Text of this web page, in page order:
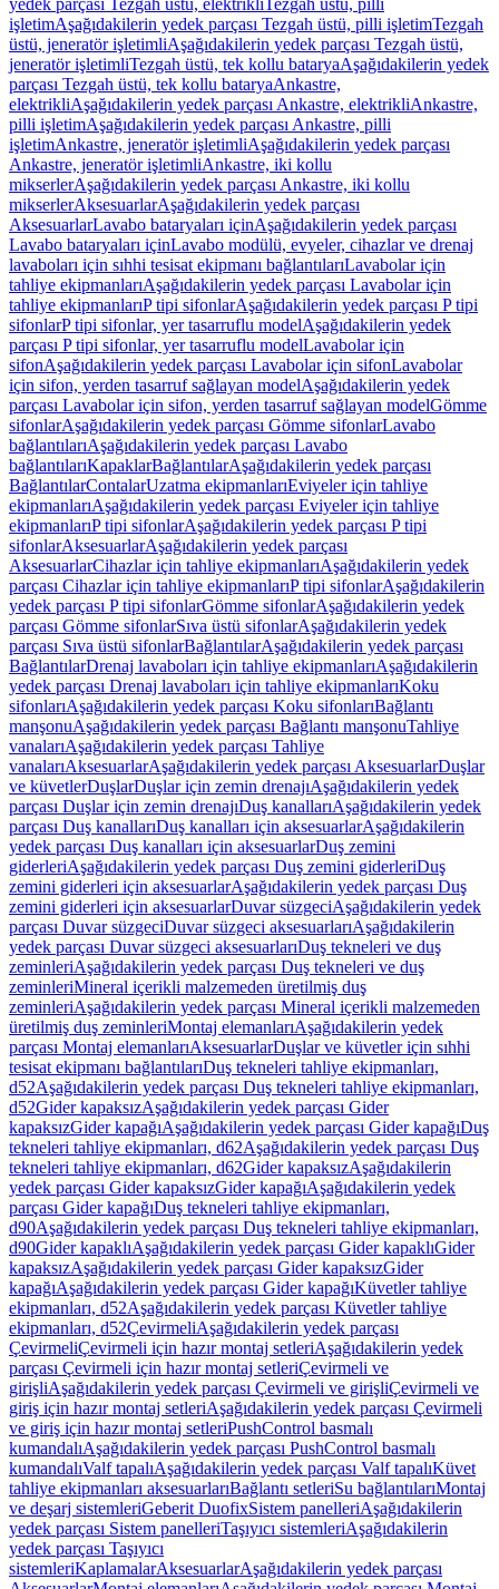
yedek parçası Tezgah üstü, elektrikli Tezgah üstü, pilli
işletimAşağıdakilerin yedek parçası Tezgah üstü, pilli işletimTezgah
üstü, jeneratör işletimliAşağıdakilerin yedek parçası Tezgah üstü,
jeneratör işletimliTezgah üstü, tek kollu bataryaAşağıdakilerin yedek
parçası Tezgah üstü, tek kollu bataryaAnkastre,
elektrikliAşağıdakilerin yedek parçası Ankastre, elektrikliAnkastre,
pilli işletimAşağıdakilerin yedek parçası Ankastre, pilli
işletimAnkastre, jeneratör işletimliAşağıdakilerin yedek parçası
Ankastre, jeneratör işletimliAnkastre, iki kollu
mikserlerAşağıdakilerin yedek parçası Ankastre, iki kollu
mikserlerAksesuarlarAşağıdakilerin yedek parçası
AksesuarlarLavabo bataryaları içinAşağıdakilerin yedek parçası
Lavabo bataryaları içinLavabo modülü, evyeler, cihazlar ve drenaj
lavaboları için sıhhi tesisat ekipmanı bağlantılarıLavabolar için
tahliye ekipmanlarıAşağıdakilerin yedek parçası Lavabolar için
tahliye ekipmanlarıP tipi sifonlarAşağıdakilerin yedek parçası P tipi
sifonlarP tipi sifonlar, yer tasarruflu modelAşağıdakilerin yedek
parçası P tipi sifonlar, yer tasarruflu modelLavabolar için
sifonAşağıdakilerin yedek parçası Lavabolar için sifonLavabolar
için sifon, yerden tasarruf sağlayan modelAşağıdakilerin yedek
parçası Lavabolar için sifon, yerden tasarruf sağlayan modelGömme
sifonlarAşağıdakilerin yedek parçası Gömme sifonlarLavabo
bağlantılarıAşağıdakilerin yedek parçası Lavabo
bağlantılarıKapaklarBağlantılarAşağıdakilerin yedek parçası
BağlantılarContalarUzatma ekipmanlarıEviyeler için tahliye
ekipmanlarıAşağıdakilerin yedek parçası Eviyeler için tahliye
ekipmanlarıP tipi sifonlarAşağıdakilerin yedek parçası P tipi
sifonlarAksesuarlarAşağıdakilerin yedek parçası
AksesuarlarCihazlar için tahliye ekipmanlarıAşağıdakilerin yedek
parçası Cihazlar için tahliye ekipmanlarıP tipi sifonlarAşağıdakilerin
yedek parçası P tipi sifonlarGömme sifonlarAşağıdakilerin yedek
parçası Gömme sifonlarSıva üstü sifonlarAşağıdakilerin yedek
parçası Sıva üstü sifonlarBağlantılarAşağıdakilerin yedek parçası
BağlantılarDrenaj lavaboları için tahliye ekipmanlarıAşağıdakilerin
yedek parçası Drenaj lavaboları için tahliye ekipmanlarıKoku
sifonlarıAşağıdakilerin yedek parçası Koku sifonlarıBağlantı
manşonuAşağıdakilerin yedek parçası Bağlantı manşonuTahliye
vanalarıAşağıdakilerin yedek parçası Tahliye
vanalarıAksesuarlarAşağıdakilerin yedek parçası AksesuarlarDuşlar
ve küvetlerDuşlarDuşlar için zemin drenajıAşağıdakilerin yedek
parçası Duşlar için zemin drenajıDuş kanallarıAşağıdakilerin yedek
parçası Duş kanallarıDuş kanalları için aksesuarlarAşağıdakilerin
yedek parçası Duş kanalları için aksesuarlarDuş zemini
giderleriAşağıdakilerin yedek parçası Duş zemini giderleriDuş
zemini giderleri için aksesuarlarAşağıdakilerin yedek parçası Duş
zemini giderleri için aksesuarlarDuvar süzgeciAşağıdakilerin yedek
parçası Duvar süzgeciDuvar süzgeci aksesuarlarıAşağıdakilerin
yedek parçası Duvar süzgeci aksesuarlarıDuş tekneleri ve duş
zeminleriAşağıdakilerin yedek parçası Duş tekneleri ve duş
zeminleriMineral içerikli malzemeden üretilmiş duş
zeminleriAşağıdakilerin yedek parçası Mineral içerikli malzemeden
üretilmiş duş zeminleriMontaj elemanlarıAşağıdakilerin yedek
parçası Montaj elemanlarıAksesuarlarDuşlar ve küvetler için sıhhi
tesisat ekipmanı bağlantılarıDuş tekneleri tahliye ekipmanları,
d52Aşağıdakilerin yedek parçası Duş tekneleri tahliye ekipmanları,
d52Gider kapaksızAşağıdakilerin yedek parçası Gider
kapaksızGider kapağıAşağıdakilerin yedek parçası Gider kapağıDuş
tekneleri tahliye ekipmanları, d62Aşağıdakilerin yedek parçası Duş
tekneleri tahliye ekipmanları, d62Gider kapaksızAşağıdakilerin
yedek parçası Gider kapaksızGider kapağıAşağıdakilerin yedek
parçası Gider kapağıDuş tekneleri tahliye ekipmanları,
d90Aşağıdakilerin yedek parçası Duş tekneleri tahliye ekipmanları,
d90Gider kapaklıAşağıdakilerin yedek parçası Gider kapaklıGider
kapaksızAşağıdakilerin yedek parçası Gider kapaksızGider
kapağıAşağıdakilerin yedek parçası Gider kapağıKüvetler tahliye
ekipmanları, d52Aşağıdakilerin yedek parçası Küvetler tahliye
ekipmanları, d52ÇevirmeliAşağıdakilerin yedek parçası
ÇevirmeliÇevirmeli için hazır montaj setleriAşağıdakilerin yedek
parçası Çevirmeli için hazır montaj setleriÇevirmeli ve
girişliAşağıdakilerin yedek parçası Çevirmeli ve girişliÇevirmeli ve
giriş için hazır montaj setleriAşağıdakilerin yedek parçası Çevirmeli
ve giriş için hazır montaj setleriPushControl basmalı
kumandalıAşağıdakilerin yedek parçası PushControl basmalı
kumandalıValf tapalıAşağıdakilerin yedek parçası Valf tapalıKüvet
tahliye ekipmanları aksesuarlarıBağlantı setleriSu bağlantılarıMontaj
ve deşarj sistemleriGeberit DuofixSistem panelleriAşağıdakilerin
yedek parçası Sistem panelleriTaşıyıcı sistemleriAşağıdakilerin
yedek parçası Taşıyıcı
sistemleriKaplamalarAksesuarlarAşağıdakilerin yedek parçası